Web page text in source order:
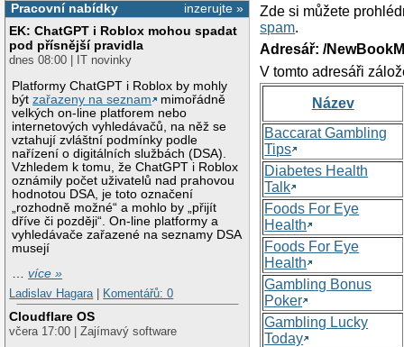
inzerujte »
Pracovní nabídky
EK: ChatGPT i Roblox mohou spadat
pod přísnější pravidla
dnes 08:00 | IT novinky
Platformy ChatGPT i Roblox by mohly
býtzařazeny na seznam
mimořádně
velkých on-line platforem nebo
internetových vyhledávačů, na něž se
vztahují zvláštní podmínky podle
nařízení o digitálních službách (DSA).
Vzhledem k tomu, že ChatGPT i Roblox
oznámily počet uživatelů nad prahovou
hodnotou DSA, je toto označení
„rozhodně možné“ a mohlo by „přijít
dříve či později“. On-line platformy a
vyhledávače zařazené na seznamy DSA
musejí
…více »
Ladislav Hagara
Komentářů: 0
Cloudflare OS
včera 17:00 | Zajímavý software
Zde si můžete
spam.
Adresář: /
V tomto adresáři
Název
Baccarat Gambling
Tips
Diabetes Health
Talk
Foods For Eye
Health
Foods For Eye
Health
Gambling Bonus
Poker
Gambling Lucky
Today